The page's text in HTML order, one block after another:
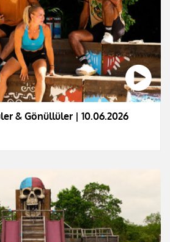
& Gönüllüler | 10.06.2026